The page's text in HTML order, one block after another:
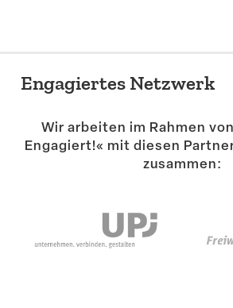
Engagiertes Netzwerk
Wir arbeiten im Rahmen
Engagiert!« mit diesen
zusammen: